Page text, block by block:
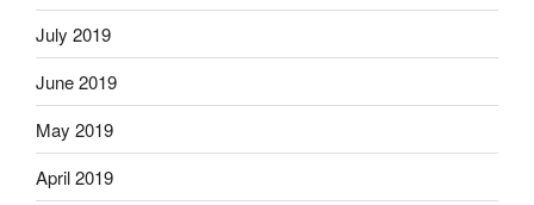
July 2019
June 2019
May 2019
April 2019